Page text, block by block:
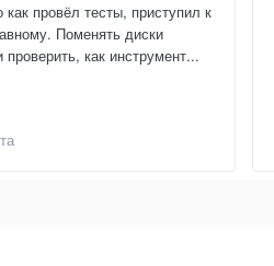
как провёл тесты, приступил к
Поменять диски
как инструмент...